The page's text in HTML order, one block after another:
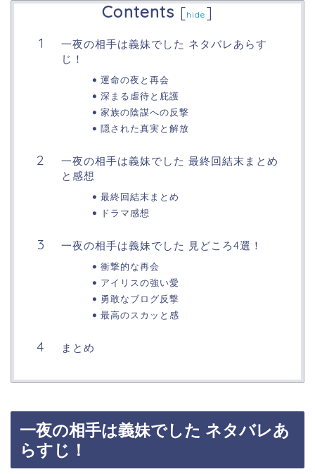
Contents [hide ]
一夜の相手は義妹でした ネタバレあらす
じ！
運命の夜と再会
深まる虐待と庇護
家族の陰謀への反撃
隠された真実と解放
一夜の相手は義妹でした 最終回結末まとめ
と感想
最終回結末まとめ
ドラマ感想
一夜の相手は義妹でした 見どころ4選！
衝撃的な再会
アイリスの強い愛
勇敢なブログ反撃
最高のスカッと感
まとめ
一夜の相手は義妹でした ネタバレあ
らすじ！